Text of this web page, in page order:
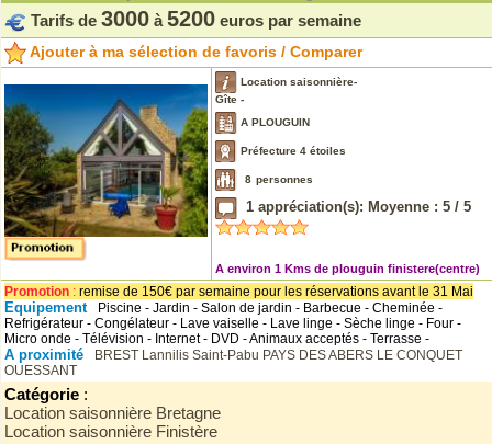
Tarifs de 3000 à 5200 euros par semaine
Ajouter à ma sélection de favoris / Comparer
Location saisonnière-
Gîte -
A PLOUGUIN
Préfecture 4 étoiles
8 personnes
1 appréciation(s): Moyenne : 5 / 5
A environ 1 Kms de plouguin finistere(centre)
Promotion : remise de 150€ par semaine pour les réservations avant le 31 Mai
Equipement
Piscine - Jardin - Salon de jardin - Barbecue - Cheminée -
Refrigérateur - Congélateur - Lave vaiselle - Lave linge - Sèche linge - Four -
Micro onde - Télévision - Internet - DVD - Animaux acceptés - Terrasse -
A proximité BREST Lannilis Saint-Pabu PAYS DES ABERS LE CONQUET
OUESSANT
Catégorie :
Location saisonnière Bretagne
Location saisonnière Finistère